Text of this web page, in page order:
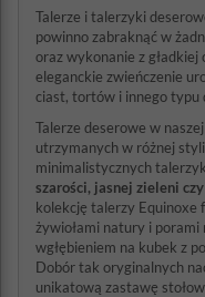
Talerze i talerzyki
powinno zabraknąć w
oraz wykonanie z
eleganckie zwieńczenie
ciast, tortów i innego typu
Talerze deserowe w
utrzymanych w różnej
minimalistycznych
szarości, jasnej zieleni
kolekcję talerzy Equinoxe
żywiołami natury i
wgłębieniem na kubek z
Dobór tak oryginalnych
unikatową zastawę